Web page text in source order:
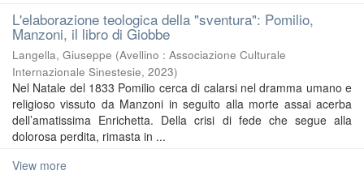
L'elaborazione teologica della "sventura": Pomilio,
Manzoni, il libro di Giobbe
Langella, Giuseppe (Avellino : Associazione Culturale
Internazionale Sinestesie, 2023)
Nel Natale del 1833 Pomilio cerca di calarsi nel dramma umano e
religioso vissuto da Manzoni in seguito alla morte assai acerba
dell’amatissima Enrichetta. Della crisi di fede che segue alla
dolorosa perdita, rimasta in ...
View more